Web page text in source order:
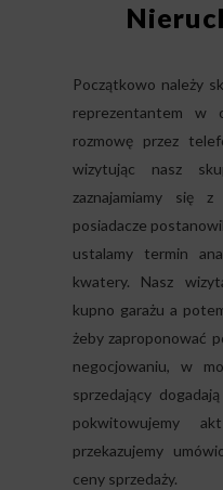
Początkowo należy
reprezentantem w
rozmowę przez
wizytując nasz
zaznajamiamy się
posiadacze
ustalamy termin
kwatery. Nasz
kupno garażu a
żeby zaproponować
negocjowaniu, w
sprzedający
pokwitowujemy
przekazujemy
ceny sprzedaży.